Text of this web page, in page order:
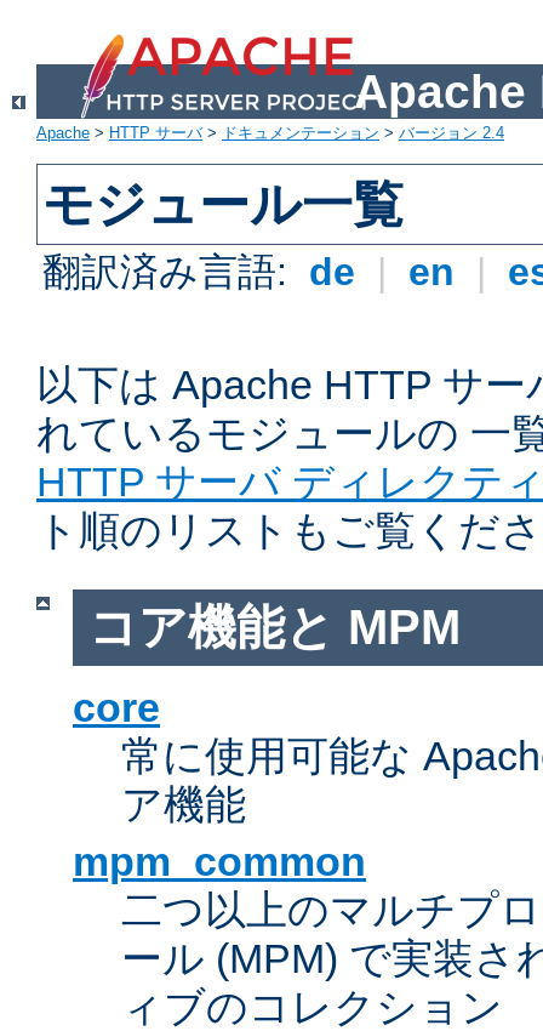
Apache
Apache > HTTP サーバ> ドキュメンテーション > バージョン 2.4
モジュール一覧
翻訳済み言語: de | en |
以下は Apache HTTP サ
れているモジュールの 一
HTTP サーバ ディレクテ
ト順のリストもご覧くだ
コア機能と MPM
core
常に使用可能な
ア機能
mpm_common
二つ以上のマルチプ
ール (MPM) で実装さ
ィブのコレクション